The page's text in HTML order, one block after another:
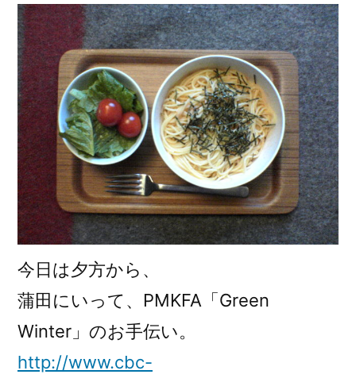
で
す
ぎ
パ
ス
タ)
今日は夕方から、
蒲田にいって、PMKFA「Green
Winter」のお手伝い。
http://www.cbc-